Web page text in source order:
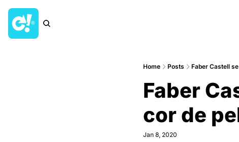
Home Posts Faber Castell
Faber
cor de
Jan 8, 2020